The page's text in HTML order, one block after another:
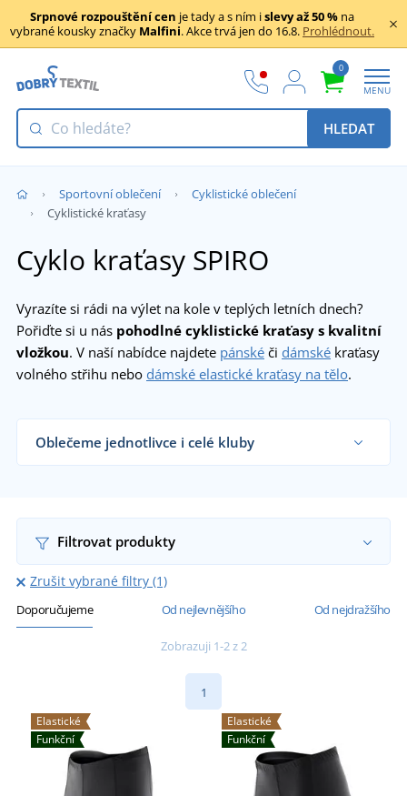
Srpnové rozpouštění cen je tady a s ním islevy až 50 % na
vybrané kousky značky Malfini. Akce trvá jen do 16.8. Prohlédnout.
0
MENU
HLEDAT
Sportovní oblečení
Cyklistické oblečení
Cyklistické kraťasy
Cyklo kraťasy SPIRO
Vyrazíte si rádi na výlet na kole v teplých letních dnech?
Pořiďte si u nás pohodlné cyklistické kraťasy s kvalitní
vložkou. V naší nabídce najdete pánské či dámské kraťasy
volného střihu nebo dámské elastické kraťasy na tělo.
Oblečeme jednotlivce i celé kluby
Filtrovat produkty
Zrušit vybrané filtry (1)
Doporučujeme Od nejlevnějšího Od nejdražšího
Zobrazuji 1-2 z 2
1
Elastické
Funkční
Elastické
Funkční